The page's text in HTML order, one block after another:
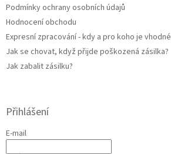
Podmínky ochrany osobních údajů
Hodnocení obchodu
Expresní zpracování - kdy a pro koho je vhodné
Jak se chovat, když přijde poškozená zásilka?
Jak zabalit zásilku?
Přihlášení
E-mail